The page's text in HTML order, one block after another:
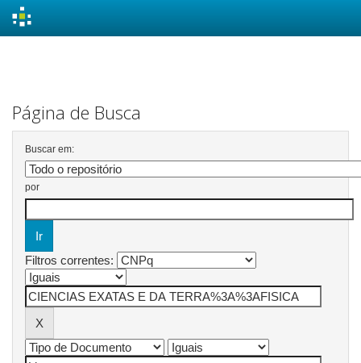
Página de Busca
Buscar em:
por
Filtros correntes: